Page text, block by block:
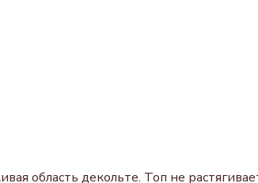
область декольте. Топ не